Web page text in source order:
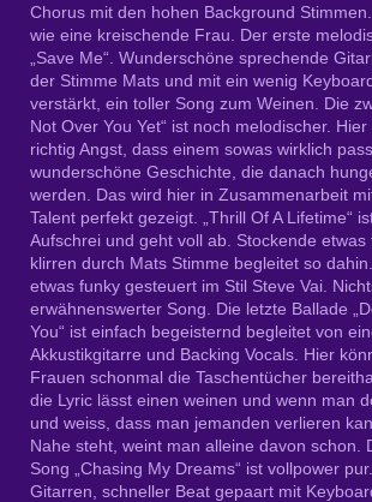
Chorus mit den hohen Background
wie eine kreischende Frau. Der erste
„Save Me“. Wunderschöne sprechende
der Stimme Mats und mit ein wenig
verstärkt, ein toller Song zum Weinen. Die
Not Over You Yet“ ist noch melodischer.
richtig Angst, dass einem sowas wirklich
wunderschöne Geschichte, die danach
werden. Das wird hier in Zusammenarbeit
Talent perfekt gezeigt. „Thrill Of A Lifetime“
Aufschrei und geht voll ab. Stockende
klirren durch Mats Stimme begleitet so
etwas funky gesteuert im Stil Steve Vai.
erwähnenswerter Song. Die letzte Ballade
You“ ist einfach begeisternd begleitet von
Akkustikgitarre und Backing Vocals. Hier
Frauen schonmal die Taschentücher
die Lyric lässt einen weinen und wenn man
und weiss, dass man jemanden verlieren
Nahe steht, weint man alleine davon schon.
Song „Chasing My Dreams“ ist vollpower
Gitarren, schneller Beat gepaart mit